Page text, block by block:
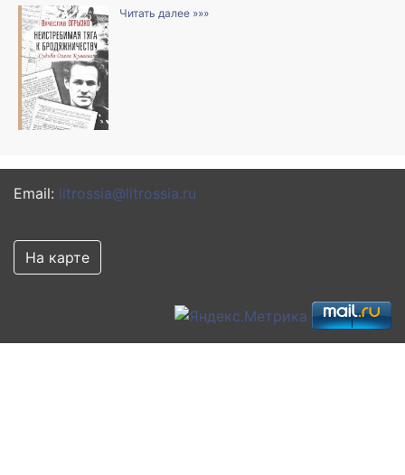
Читать далее »»»
Email: litrossia@litrossia.ru
На карте